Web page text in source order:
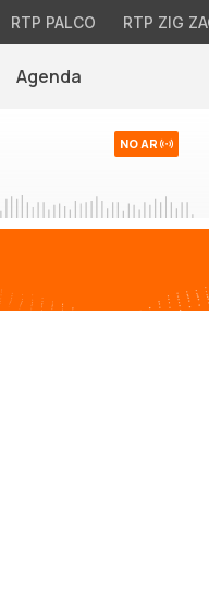
RTP PALCO RTP ZIG
Agenda
NO AR